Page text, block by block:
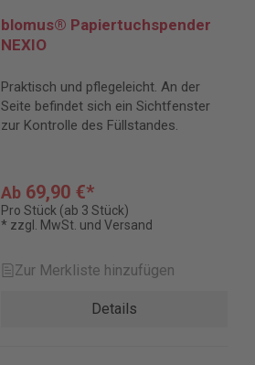
blomus® Papiertuchspender
NEXIO
Praktisch und pflegeleicht. An der
Seite befindet sich ein Sichtfenster
zur Kontrolle des Füllstandes.
Ab 69,90 €*
Pro Stück (ab 3 Stück)
* zzgl. MwSt. und Versand
Zur Merkliste hinzufügen
Details